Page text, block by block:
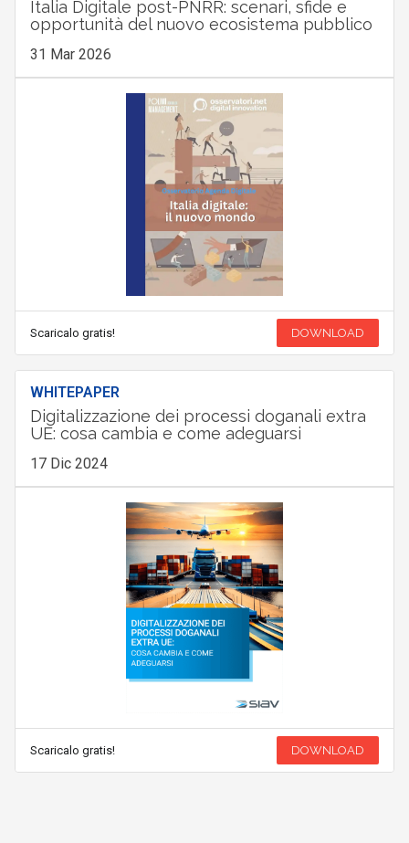
Italia Digitale post-PNRR: scenari, sfide e
opportunità del nuovo ecosistema pubblico
31 Mar 2026
Scaricalo gratis! DOWNLOAD
WHITEPAPER
Digitalizzazione dei processi doganali extra
UE: cosa cambia e come adeguarsi
17 Dic 2024
Scaricalo gratis! DOWNLOAD